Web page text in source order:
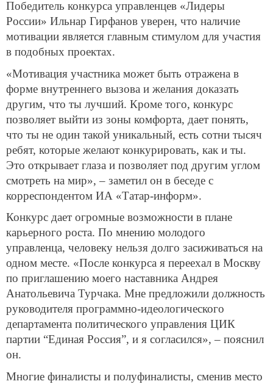
Победитель конкурса управленцев «Лидеры
России» Ильнар Гирфанов уверен, что наличие
мотивации является главным стимулом для участия
в подобных проектах.
«Мотивация участника может быть отражена в
форме внутреннего вызова и желания доказать
другим, что ты лучший. Кроме того, конкурс
позволяет выйти из зоны комфорта, дает понять,
что ты не один такой уникальный, есть сотни тысяч
ребят, которые желают конкурировать, как и ты.
Это открывает глаза и позволяет под другим углом
смотреть на мир», – заметил он в беседе с
корреспондентом ИА «Татар-информ».
Конкурс дает огромные возможности в плане
карьерного роста. По мнению молодого
управленца, человеку нельзя долго засиживаться на
одном месте. «После конкурса я переехал в Москву
по приглашению моего наставника Андрея
Анатольевича Турчака. Мне предложили должность
руководителя программно-идеологического
департамента политического управления ЦИК
партии “Единая Россия”, и я согласился», – пояснил
он.
Многие финалисты и полуфиналисты, сменив место